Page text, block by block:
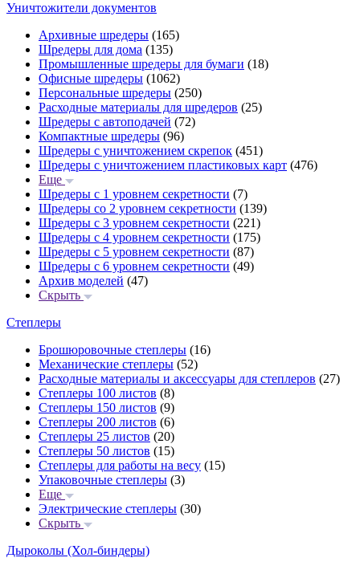
Уничтожители документов
Архивные шредеры (165)
Шредеры для дома (135)
Промышленные шредеры для бумаги (18)
Офисные шредеры (1062)
Персональные шредеры (250)
Расходные материалы для шредеров (25)
Шредеры с автоподачей (72)
Компактные шредеры (96)
Шредеры с уничтожением скрепок (451)
Шредеры с уничтожением пластиковых карт (476)
Еще
Шредеры с 1 уровнем секретности (7)
Шредеры со 2 уровнем секретности (139)
Шредеры с 3 уровнем секретности (221)
Шредеры с 4 уровнем секретности (175)
Шредеры с 5 уровнем секретности (87)
Шредеры с 6 уровнем секретности (49)
Архив моделей (47)
Скрыть
Степлеры
Брошюровочные степлеры (16)
Механические степлеры (52)
Расходные материалы и аксессуары для степлеров (27)
Степлеры 100 листов (8)
Степлеры 150 листов (9)
Степлеры 200 листов (6)
Степлеры 25 листов (20)
Степлеры 50 листов (15)
Степлеры для работы на весу (15)
Упаковочные степлеры (3)
Еще
Электрические степлеры (30)
Скрыть
Дыроколы (Хол-биндеры)